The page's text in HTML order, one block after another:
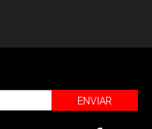
ENVIAR